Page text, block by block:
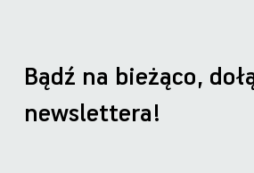
Bądź na bieżąco,
newslettera!